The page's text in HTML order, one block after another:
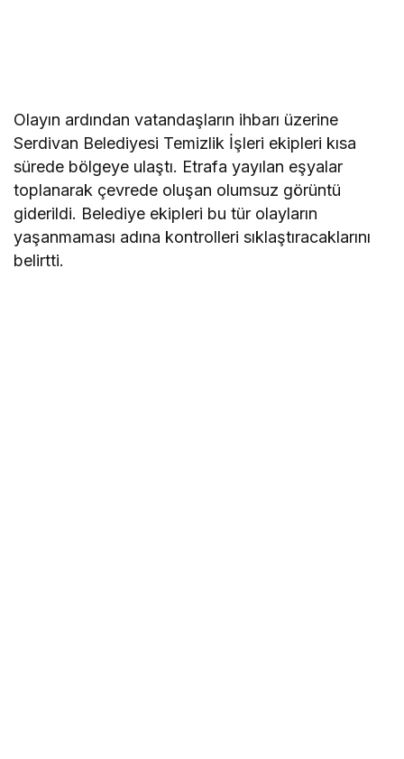
Olayın ardından vatandaşların ihbarı üzerine
Serdivan Belediyesi Temizlik İşleri ekipleri kısa
sürede bölgeye ulaştı. Etrafa yayılan eşyalar
toplanarak çevrede oluşan olumsuz görüntü
giderildi. Belediye ekipleri bu tür olayların
yaşanmaması adına kontrolleri sıklaştıracaklarını
belirtti.